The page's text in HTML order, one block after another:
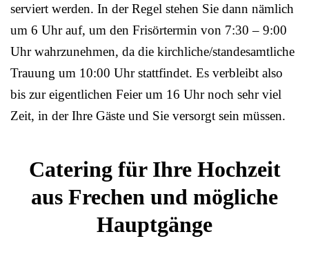
serviert werden. In der Regel stehen Sie dann nämlich
um 6 Uhr auf, um den Frisörtermin von 7:30 – 9:00
Uhr wahrzunehmen, da die kirchliche/standesamtliche
Trauung um 10:00 Uhr stattfindet. Es verbleibt also
bis zur eigentlichen Feier um 16 Uhr noch sehr viel
Zeit, in der Ihre Gäste und Sie versorgt sein müssen.
Catering für Ihre Hochzeit
aus Frechen und mögliche
Hauptgänge